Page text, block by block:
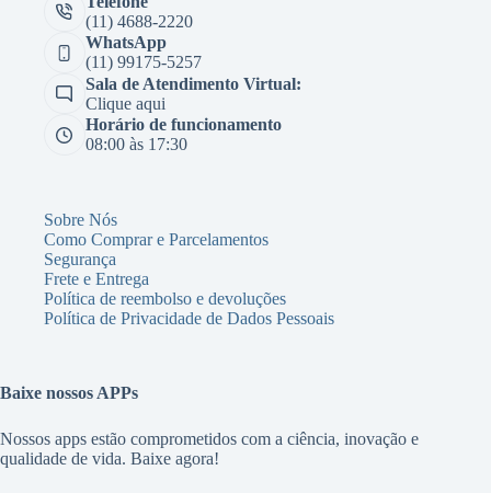
(11) 4688-2220
WhatsApp
(11) 99175-5257
Sala de Atendimento Virtual:
Clique aqui
Horário de funcionamento
08:00 às 17:30
Sobre Nós
Como Comprar e Parcelamentos
Segurança
Frete e Entrega
Política de reembolso e devoluções
Política de Privacidade de Dados Pessoais
Baixe nossos APPs
Nossos apps estão comprometidos com a ciência, inovação e
qualidade de vida. Baixe agora!